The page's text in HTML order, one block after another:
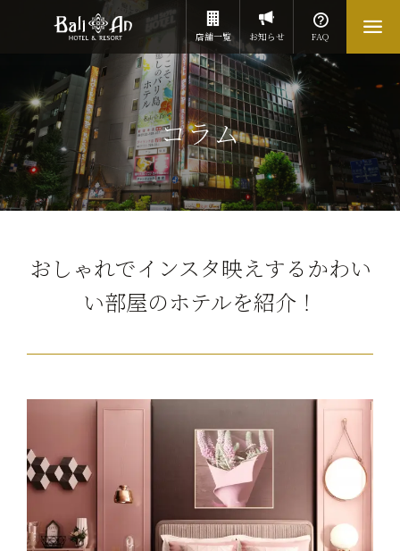
店舗一覧 お知らせ FAQ
コラム
おしゃれでインスタ映えするかわい
い部屋のホテルを紹介！